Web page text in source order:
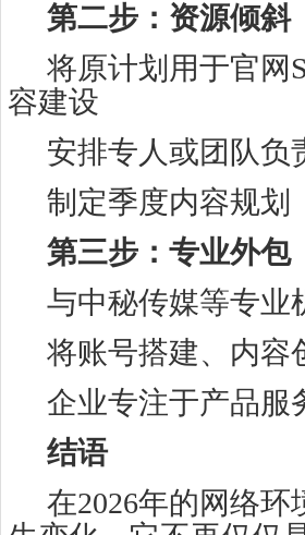
第二步：资源倾斜
将原计划用于官网
容建设
安排专人或团队负
制定季度内容规划
第三步：专业外包
与中秘传媒等专业
将账号搭建、内容
企业专注于产品服
结语
在2026年的网络环